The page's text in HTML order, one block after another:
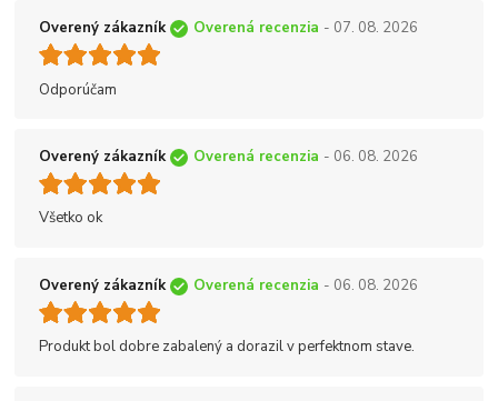
Overený zákazník Overená recenzia - 07. 08. 2026
Odporúčam
Overený zákazník Overená recenzia - 06. 08. 2026
Všetko ok
Overený zákazník Overená recenzia - 06. 08. 2026
Produkt bol dobre zabalený a dorazil v perfektnom stave.